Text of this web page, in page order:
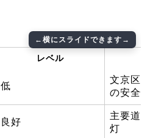
レベル
低
文京区
の安全
良好
主要道
灯